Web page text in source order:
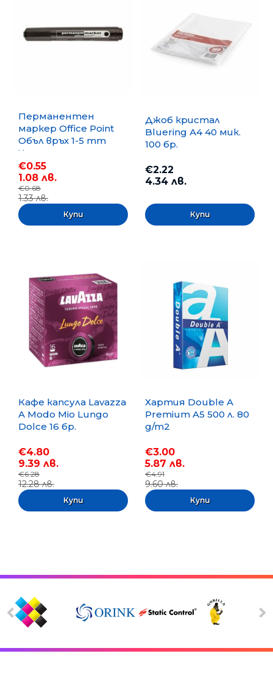
Перманентен
маркер Office Point
Объл връх 1-5 mm
Черен
€0.55
1.08 лв.
€0.68
1.33 лв.
Джоб кристал
Bluering А4 40 мик.
100 бр.
€2.22
4.34 лв.
Кафе капсула Lavazza
A Modo Mio Lungo
Dolce 16 бр.
€4.80
9.39 лв.
€6.28
12.28 лв.
Хартия Double A
Premium A5 500 л. 80
g/m2
€3.00
5.87 лв.
€4.91
9.60 лв.